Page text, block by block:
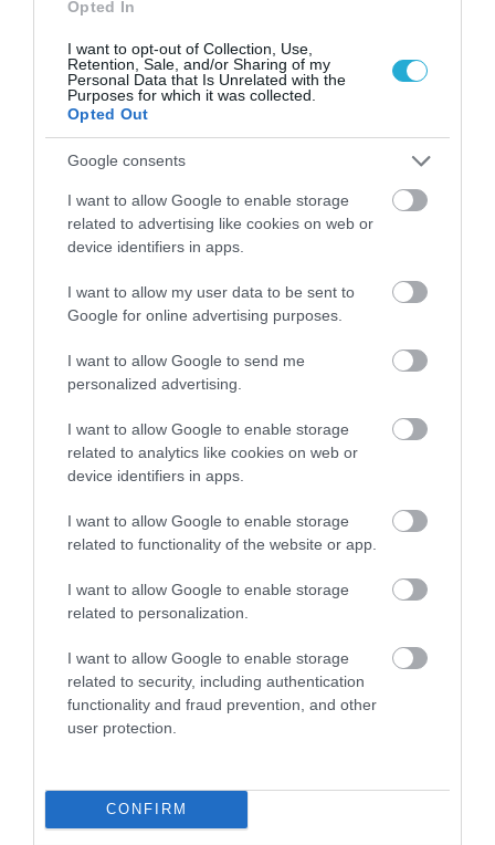
Opted In
I want to opt-out of Collection, Use,
Retention, Sale, and/or Sharing of my
Personal Data that Is Unrelated with the
Purposes for which it was collected.
Opted Out
Google consents
I want to allow Google to enable storage
related to advertising like cookies on web or
device identifiers in apps.
I want to allow my user data to be sent to
Google for online advertising purposes.
I want to allow Google to send me
personalized advertising.
I want to allow Google to enable storage
related to analytics like cookies on web or
device identifiers in apps.
I want to allow Google to enable storage
related to functionality of the website or app.
I want to allow Google to enable storage
related to personalization.
I want to allow Google to enable storage
related to security, including authentication
functionality and fraud prevention, and other
user protection.
CONFIRM
ΡΟΗ ΕΙΔΗΣΕΩΝ
Η Βόρεια Κορέα εκτόξευσε βαλλιστικό
επιβεβαιώνει η Σεούλ
ΒΑΣΙΛΗΣ ΔΙΑΜΑΝΤΑΚΟΣ
06.08.2026 | 21:44
Τρομακτικό ατύχημα στη Γερμανία: Τραμ
συγκρούστηκαν στο Γκελζενκίρχεν – Σε
ΒΑΣΙΛΗΣ ΔΙΑΜΑΝΤΑΚΟΣ
06.08.2026 | 20:07
Λειψία: Πυρομαχικά μετέφερε το
ουκρανικό Antonov δίπλα στο οποίο
βρέθηκε το παγιδευμένο drone
ΒΑΣΙΛΗΣ ΔΙΑΜΑΝΤΑΚΟΣ
06.08.2026 | 18:12
απαγορεύτηκαν στο μετρό – «Ίσως
προκαλέσει αναστάτωση σε παιδιά»